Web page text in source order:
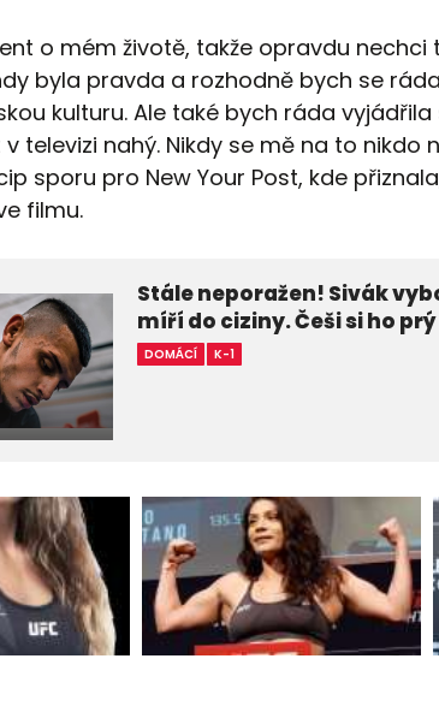
o mém životě, takže opravdu
byla pravda a rozhodně bych se
kulturu. Ale také bych ráda
televizi nahý. Nikdy se mě na to nikdo
sporu pro New Your Post, kde
filmu.
Stále neporažen! Sivák
míří do ciziny. Češi si ho
DOMÁCÍ K-1